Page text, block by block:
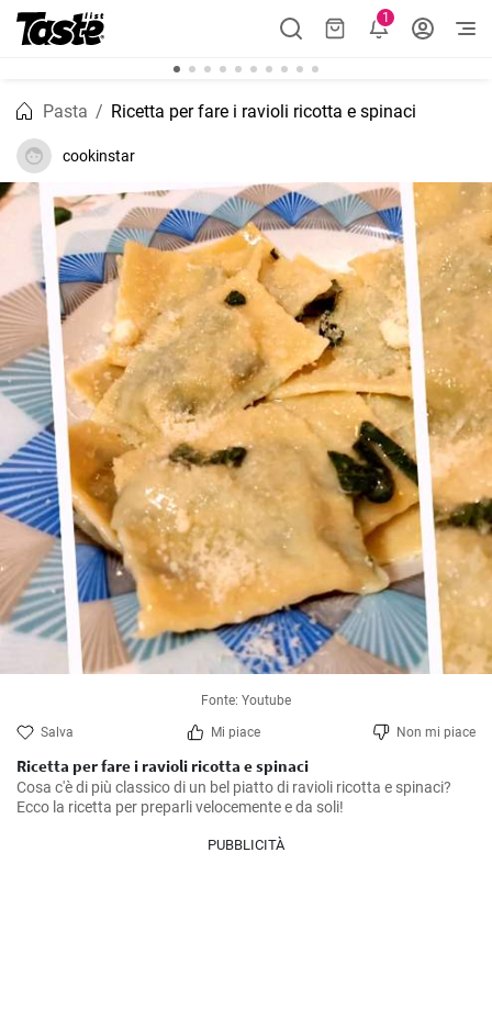
1
Pasta Ricetta per fare i ravioli ricotta e spinaci
cookinstar
Fonte: Youtube
Salva Mi piace Non mi piace
Ricetta per fare i ravioli ricotta e spinaci
Cosa c'è di più classico di un bel piatto di ravioli ricotta e spinaci?
Ecco la ricetta per preparli velocemente e da soli!
PUBBLICITÀ